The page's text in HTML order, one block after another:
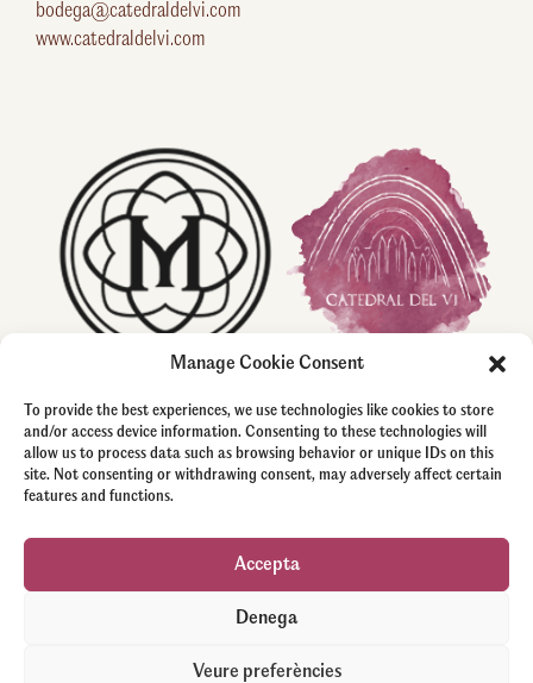
Manage Cookie Consent
To provide the best experiences, we use technologies like cookies to store
and/or access device information. Consenting to these technologies will
allow us to process data such as browsing behavior or unique IDs on this
site. Not consenting or withdrawing consent, may adversely affect certain
features and functions.
Accepta
Denega
Veure preferències
bodega@catedraldelvi.com
www.catedraldelvi.com